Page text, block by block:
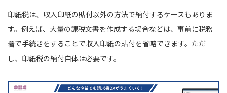
印紙税は、収入印紙の貼付以外の方法で納付するケースもありま
す。例えば、大量の課税文書を作成する場合などは、事前に税務
署で手続きをすることで収入印紙の貼付を省略できます。ただ
し、印紙税の納付自体は必要です。